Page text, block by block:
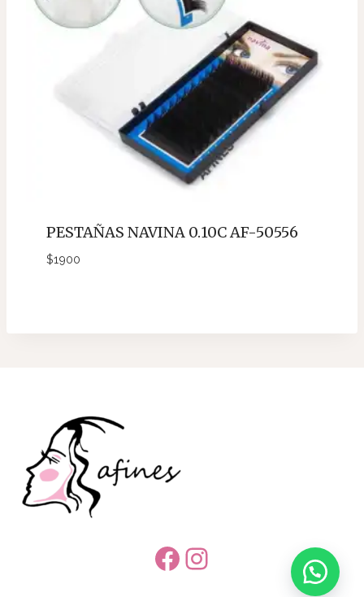
PESTAÑAS NAVINA 0.10C AF-50556
$1900
Facebook
Instagram